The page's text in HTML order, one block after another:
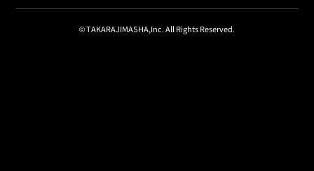
© TAKARAJIMASHA,Inc. All Rights Reserved.